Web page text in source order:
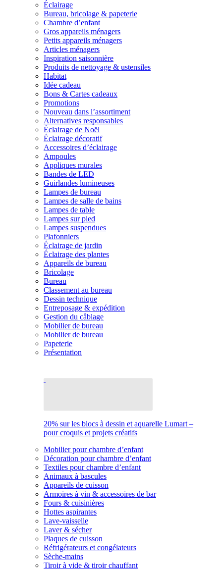
Éclairage
Bureau, bricolage & papeterie
Chambre d’enfant
Gros appareils ménagers
Petits appareils ménagers
Articles ménagers
Inspiration saisonnière
Produits de nettoyage & ustensiles
Habitat
Idée cadeau
Bons & Cartes cadeaux
Promotions
Nouveau dans l’assortiment
Alternatives responsables
Éclairage de Noël
Éclairage décoratif
Accessoires d’éclairage
Ampoules
Appliques murales
Bandes de LED
Guirlandes lumineuses
Lampes de bureau
Lampes de salle de bains
Lampes de table
Lampes sur pied
Lampes suspendues
Plafonniers
Éclairage de jardin
Éclairage des plantes
Appareils de bureau
Bricolage
Bureau
Classement au bureau
Dessin technique
Entreposage & expédition
Gestion du câblage
Mobilier de bureau
Mobilier de bureau
Papeterie
Présentation
20% sur les blocs à dessin et aquarelle Lumart –
pour croquis et projets créatifs
Mobilier pour chambre d’enfant
Décoration pour chambre d’enfant
Textiles pour chambre d’enfant
Animaux à bascules
Appareils de cuisson
Armoires à vin & accessoires de bar
Fours & cuisinières
Hottes aspirantes
Lave-vaisselle
Laver & sécher
Plaques de cuisson
Réfrigérateurs et congélateurs
Sèche-mains
Tiroir à vide & tiroir chauffant